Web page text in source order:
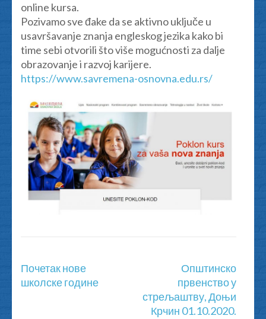
online kursa.
Pozivamo sve đake da se aktivno uključe u
usavršavanje znanja engleskog jezika kako bi
time sebi otvorili što više mogućnosti za dalje
obrazovanje i razvoj karijere.
https://www.savremena-osnovna.edu.rs/
Кретање
чланка
Почетак нове
школске године
Општинско
првенство у
стрељаштву, Доњи
Крчин 01.10.2020.